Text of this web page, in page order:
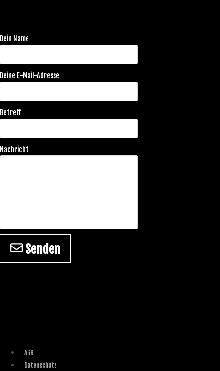
Dein Name
Deine E-Mail-Adresse
Betreff
Nachricht
Senden
AGB
Datenschutz